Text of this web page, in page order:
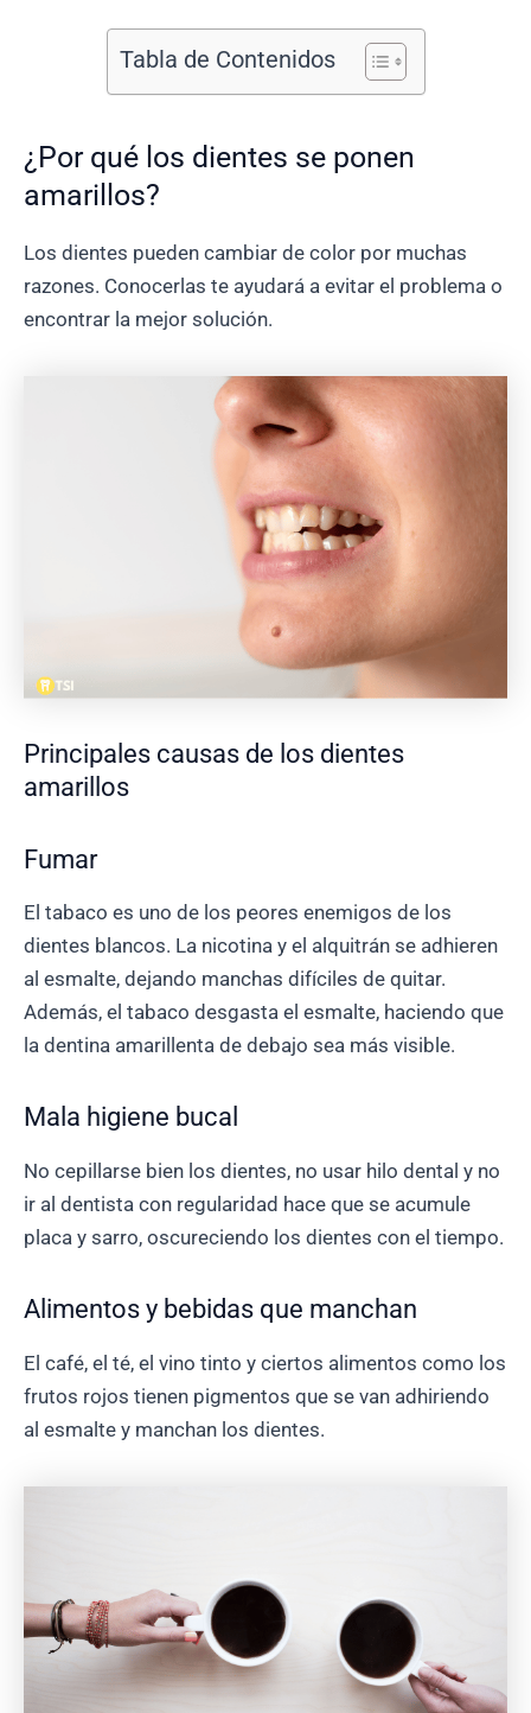
Tabla de Contenidos
¿Por qué los dientes se ponen
amarillos?
Los dientes pueden cambiar de color por muchas
razones. Conocerlas te ayudará a evitar el problema o
encontrar la mejor solución.
Principales causas de los dientes
amarillos
Fumar
El tabaco es uno de los peores enemigos de los
dientes blancos. La nicotina y el alquitrán se adhieren
al esmalte, dejando manchas difíciles de quitar.
Además, el tabaco desgasta el esmalte, haciendo que
la dentina amarillenta de debajo sea más visible.
Mala higiene bucal
No cepillarse bien los dientes, no usar hilo dental y no
ir al dentista con regularidad hace que se acumule
placa y sarro, oscureciendo los dientes con el tiempo.
Alimentos y bebidas que manchan
El café, el té, el vino tinto y ciertos alimentos como los
frutos rojos tienen pigmentos que se van adhiriendo
al esmalte y manchan los dientes.